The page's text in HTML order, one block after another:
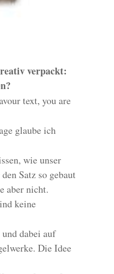
verpackt:
text, you are
glaube ich
wie unser
Satz so gebaut
aber nicht.
keine
dabei auf
Die Idee